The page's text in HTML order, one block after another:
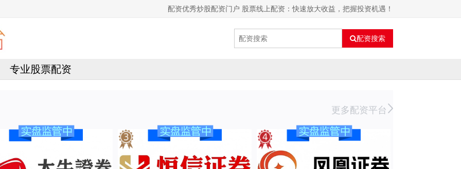
配资优秀炒股配资门户 股票线上配资：快速放大收益，把握投资机遇！
配资搜索
专业股票配资
更多配资平台